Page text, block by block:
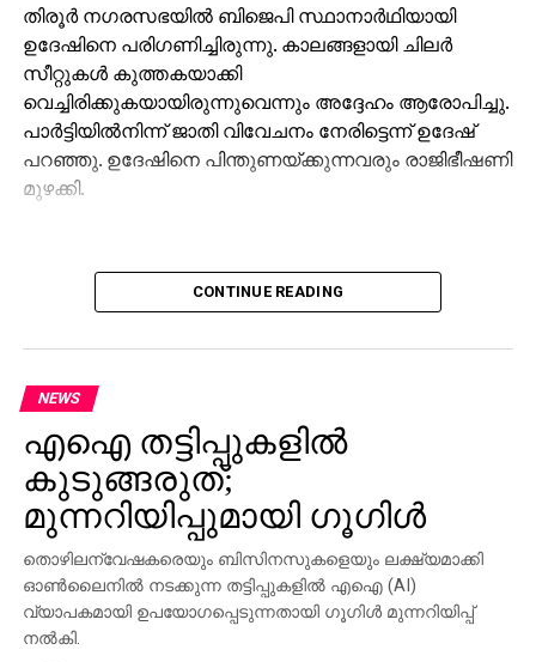
തിരൂര്‍ നഗരസഭയില്‍ ബിജെപി സ്ഥാനാര്‍ഥിയായി
ഉദേഷിനെ പരിഗണിച്ചിരുന്നു. കാലങ്ങളായി ചിലര്‍
സീറ്റുകള്‍ കുത്തകയാക്കി
വെച്ചിരിക്കുകയായിരുന്നുവെന്നും അദ്ദേഹം ആരോപിച്ചു.
പാര്‍ട്ടിയില്‍നിന്ന് ജാതി വിവേചനം നേരിട്ടെന്ന് ഉദേഷ്
പറഞ്ഞു. ഉദേഷിനെ പിന്തുണയ്ക്കുന്നവരും രാജിഭീഷണി
മുഴക്കി.
CONTINUE READING
NEWS
എഐ തട്ടിപ്പുകളില്‍
കുടുങ്ങരുത്;
മുന്നറിയിപ്പുമായി ഗൂഗിള്‍
തൊഴിലന്വേഷകരെയും ബിസിനസുകളെയും ലക്ഷ്യമാക്കി
ഓണ്‍ലൈനില്‍ നടക്കുന്ന തട്ടിപ്പുകളില്‍ എഐ (AI)
വ്യാപകമായി ഉപയോഗപ്പെടുന്നതായി ഗൂഗിള്‍ മുന്നറിയിപ്പ്
നല്‍കി.